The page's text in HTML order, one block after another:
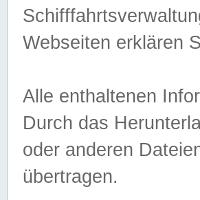
Webseiten erklären
Alle enthaltenen
Durch das
oder anderen
übertragen.